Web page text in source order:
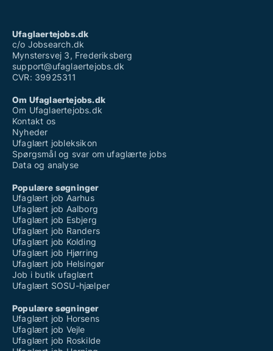
Ufaglaertejobs.dk
c/o Jobsearch.dk
Mynstersvej 3, Frederiksberg
support@ufaglaertejobs.dk
CVR: 39925311
Om Ufaglaertejobs.dk
Om Ufaglaertejobs.dk
Kontakt os
Nyheder
Ufaglært jobleksikon
Spørgsmål og svar om ufaglærte jobs
Data og analyse
Populære søgninger
Ufaglært job Aarhus
Ufaglært job Aalborg
Ufaglært job Esbjerg
Ufaglært job Randers
Ufaglært job Kolding
Ufaglært job Hjørring
Ufaglært job Helsingør
Job i butik ufaglært
Ufaglært SOSU-hjælper
Populære søgninger
Ufaglært job Horsens
Ufaglært job Vejle
Ufaglært job Roskilde